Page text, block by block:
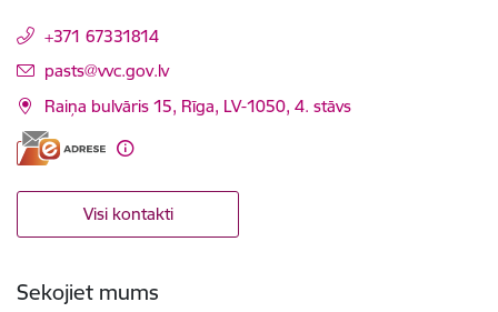
+371 67331814
E-pasts:
pasts@vvc.gov.lv
Raiņa bulvāris 15, Rīga, LV-1050, 4. stāvs
Visi kontakti
Sekojiet mums